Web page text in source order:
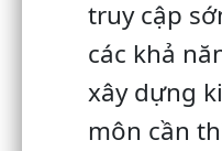
truy cập
các khả
xây dựng
môn cần